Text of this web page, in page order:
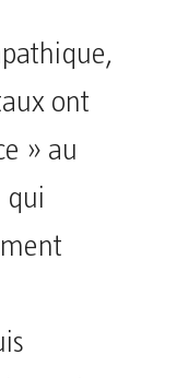
ont
» au
qui